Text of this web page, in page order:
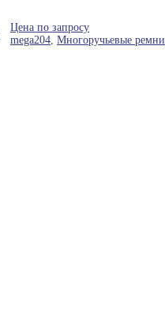
Цена по запросу
mega204 Многоручьевые ремни